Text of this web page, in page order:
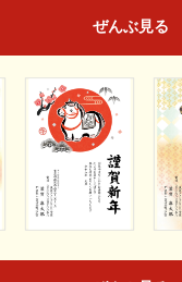
ぜんぶ見る